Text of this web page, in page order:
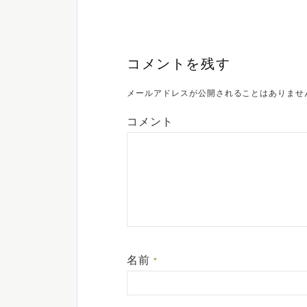
コメントを残す
メールアドレスが公開されることはありませ
コメント
名前 *